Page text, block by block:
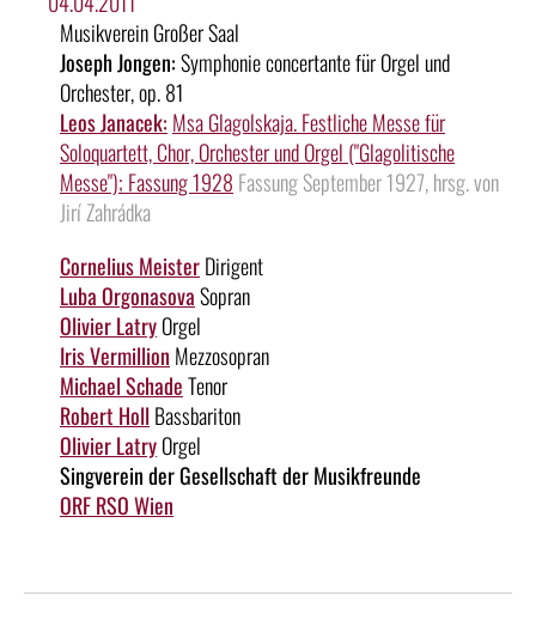
Musikverein Großer Saal
Joseph Jongen:Symphonie concertante für Orgel und
Orchester, op. 81
Leos Janacek: Msa Glagolskaja. Festliche Messe für
Soloquartett, Chor, Orchester und Orgel ("Glagolitische
Messe"); Fassung 1928 Fassung September 1927, hrsg. von
Jirí Zahrádka
Cornelius MeisterDirigent
Luba OrgonasovaSopran
Olivier LatryOrgel
Iris Vermillion Mezzosopran
Michael SchadeTenor
Robert Holl Bassbariton
Olivier LatryOrgel
Singverein der Gesellschaft der Musikfreunde
ORF RSO Wien